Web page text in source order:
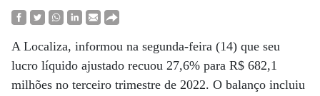
A Localiza, informou na segunda-feira (14) que seu
lucro líquido ajustado recuou 27,6% para R$ 682,1
milhões no terceiro trimestre de 2022. O balanço incluiu